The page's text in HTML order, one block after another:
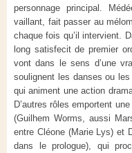
personnage principal.
vaillant, fait passer au
chaque fois qu’il intervient.
long satisfecit de premier
vont dans le sens d’une
soulignent les danses ou
qui animent une action
D’autres rôles emportent
(Guilhem Worms, aussi
entre Cléone (Marie Lys) et
dans le prologue), qui